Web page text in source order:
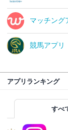
マッチング
競馬アプリ
アプリランキング
すべ